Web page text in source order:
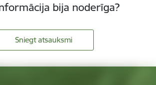
bija noderīga?
Sniegt atsauksmi